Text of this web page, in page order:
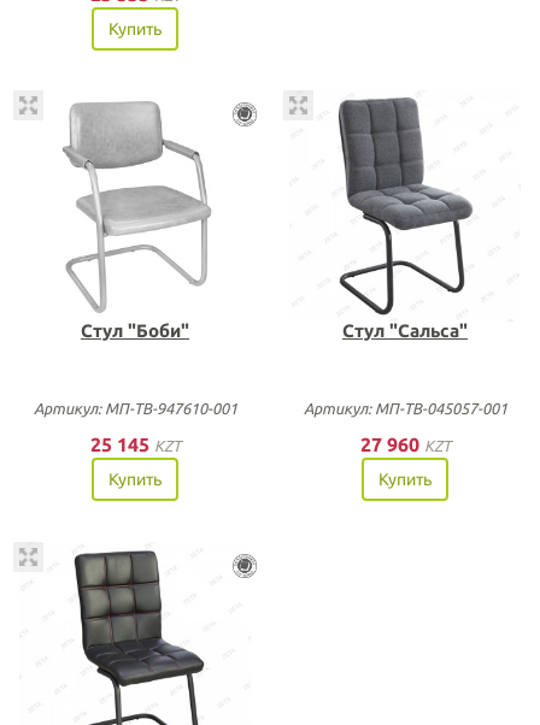
Купить
Стул "Боби"
Артикул: МП-ТВ-947610-001
25 145 KZT
Купить
Стул "Сальса"
Артикул: МП-ТВ-045057-001
27 960 KZT
Купить